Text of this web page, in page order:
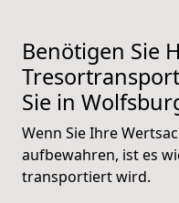
Benötigen Sie
Sie in
Wenn Sie Ihre
aufbewahren, ist es
transportiert wird.